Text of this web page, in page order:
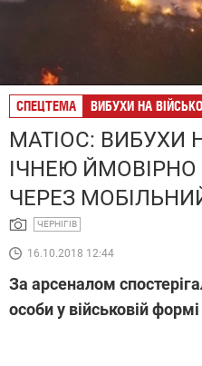
СПЕЦТЕМА ВИБУХИ НА
МАТІОС: ВИБУХИ
ІЧНЕЮ
ЧЕРЕЗ
ЧЕРНІГІВ
16.10.2018 12:44
За арсеналом
особи у військовій формі